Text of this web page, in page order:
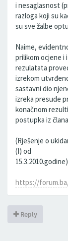
i nesaglasnost
razloga koji su
su sve žalbe
Naime,
prilikom ocjene i
rezulatata
izrekom
sastavni dio
izreka presude
konačnom
postupka iz
(Rješenje o
(I) od
15.3.2010.godine)
https://
Reply